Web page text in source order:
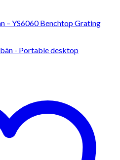
– YS6060 Benchtop Grating